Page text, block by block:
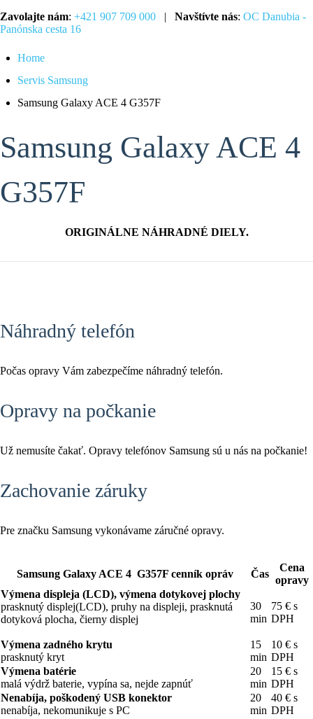
Zavolajte nám: +421 907 709 000 | Navštívte nás: OC Danubia -
Panónska cesta 16
Home
Servis Samsung
Samsung Galaxy ACE 4 G357F
Samsung Galaxy ACE 4
G357F
ORIGINÁLNE NÁHRADNÉ DIELY.
Náhradný telefón
Počas opravy Vám zabezpečíme náhradný telefón.
Opravy na počkanie
Už nemusíte čakať. Opravy telefónov Samsung sú u nás na počkanie!
Zachovanie záruky
Pre značku Samsung vykonávame záručné opravy.
Samsung Galaxy ACE 4 G357F cenník opráv Čas
Cena
opravy
Výmena displeja (LCD), výmena dotykovej plochy
prasknutý displej(LCD), pruhy na displeji, prasknutá
dotyková plocha, čierny displej
30
min
75 € s
DPH
Výmena zadného krytu
prasknutý kryt
15
min
10 € s
DPH
Výmena batérie
malá výdrž baterie, vypína sa, nejde zapnúť
20
min
15 € s
DPH
Nenabíja, poškodený USB konektor
nenabíja, nekomunikuje s PC
20
min
40 € s
DPH